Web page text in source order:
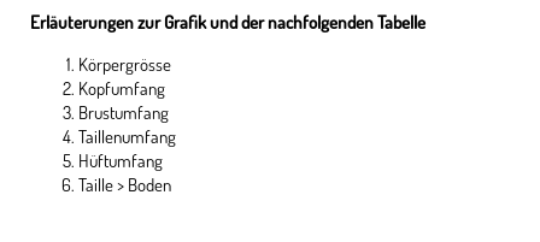
Erläuterungen zur Grafik und der nachfolgenden Tabelle
Körpergrösse
Kopfumfang
Brustumfang
Taillenumfang
Hüftumfang
Taille > Boden